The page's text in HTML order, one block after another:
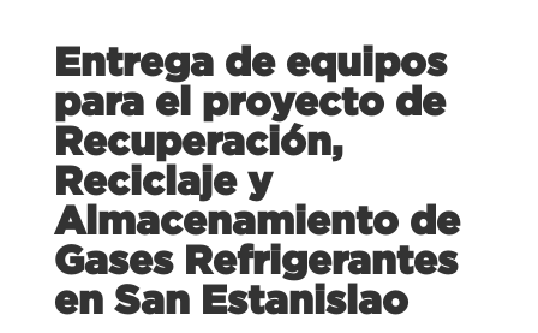
Entrega de equipos
para el proyecto de
Recuperación,
Reciclaje y
Almacenamiento de
Gases Refrigerantes
en San Estanislao